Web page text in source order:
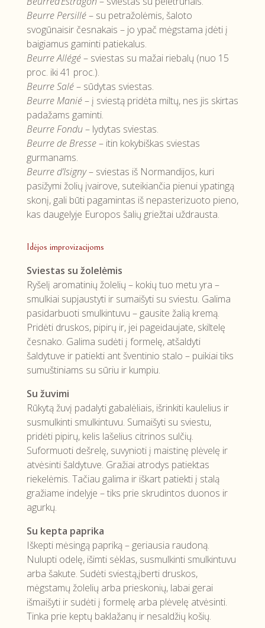
Beurre Persillé– su petražolėmis, šaloto
svogūnaisir česnakais – jo ypač mėgstama įdėti į
baigiamus gaminti patiekalus.
Beurre Allégé– sviestas su mažai riebalų (nuo 15
proc. iki 41 proc.).
Beurre Salé– sūdytas sviestas.
Beurre Manié– į sviestą pridėta miltų, nes jis skirtas
padažams gaminti.
Beurre Fondu– lydytas sviestas.
Beurre de Bresse– itin kokybiškas sviestas
gurmanams.
Beurre d’Isigny– sviestas iš Normandijos, kuri
pasižymi žolių įvairove, suteikiančia pienui ypatingą
skonį, gali būti pagamintas iš nepasterizuoto pieno,
kas daugelyje Europos šalių griežtai uždrausta.
Idėjos improvizacijoms
Sviestas su žolelėmis
Ryšelį aromatinių žolelių – kokių tuo metu yra –
smulkiai supjaustyti ir sumaišyti su sviestu. Galima
pasidarbuoti smulkintuvu – gausite žalią kremą.
Pridėti druskos, pipirų ir, jei pageidaujate, skiltelę
česnako. Galima sudėti į formelę, atšaldyti
šaldytuve ir patiekti ant šventinio stalo – puikiai tiks
sumuštiniams su sūriu ir kumpiu.
Su žuvimi
Rūkytą žuvį padalyti gabalėliais, išrinkiti kaulelius ir
susmulkinti smulkintuvu. Sumaišyti su sviestu,
pridėti pipirų, kelis lašelius citrinos sulčių.
Suformuoti dešrelę, suvynioti į maistinę plėvelę ir
atvėsinti šaldytuve. Gražiai atrodys patiektas
riekelėmis. Tačiau galima ir iškart patiekti į stalą
gražiame indelyje – tiks prie skrudintos duonos ir
agurkų.
Su kepta paprika
Iškepti mėsingą papriką – geriausia raudoną.
Nulupti odelę, išimti sėklas, susmulkinti smulkintuvu
arba šakute. Sudėti sviestą,įberti druskos,
mėgstamų žolelių arba prieskonių, labai gerai
išmaišyti ir sudėti į formelę arba plėvelę atvėsinti.
Tinka prie keptų baklažanų ir nesaldžių košių.